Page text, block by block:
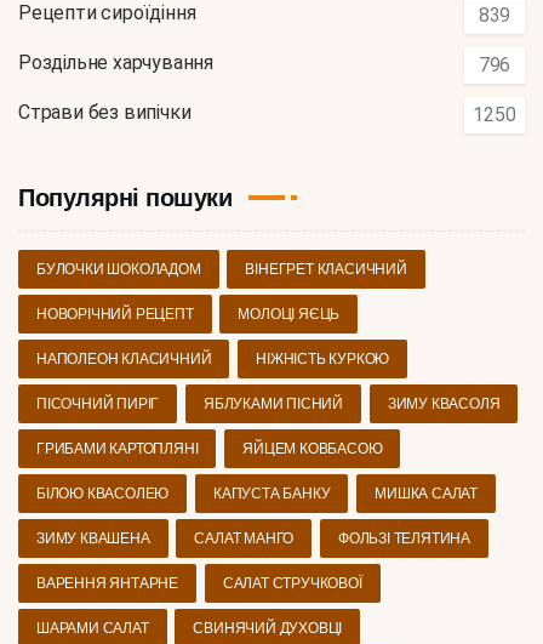
Рецепти сироїдіння 839
Роздільне харчування 796
Страви без випічки 1250
Популярні пошуки
БУЛОЧКИ ШОКОЛАДОМ ВІНЕГРЕТ КЛАСИЧНИЙ
НОВОРІЧНИЙ РЕЦЕПТ МОЛОЦІ ЯЄЦЬ
НАПОЛЕОН КЛАСИЧНИЙ НІЖНІСТЬ КУРКОЮ
ПІСОЧНИЙ ПИРІГ ЯБЛУКАМИ ПІСНИЙ ЗИМУ КВАСОЛЯ
ГРИБАМИ КАРТОПЛЯНІ ЯЙЦЕМ КОВБАСОЮ
БІЛОЮ КВАСОЛЕЮ КАПУСТА БАНКУ МИШКА САЛАТ
ЗИМУ КВАШЕНА САЛАТ МАНГО ФОЛЬЗІ ТЕЛЯТИНА
ВАРЕННЯ ЯНТАРНЕ САЛАТ СТРУЧКОВОЇ
ШАРАМИ САЛАТ СВИНЯЧИЙ ДУХОВЦІ